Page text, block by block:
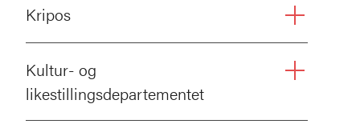
Kripos
Kultur- og
likestillingsdepartementet